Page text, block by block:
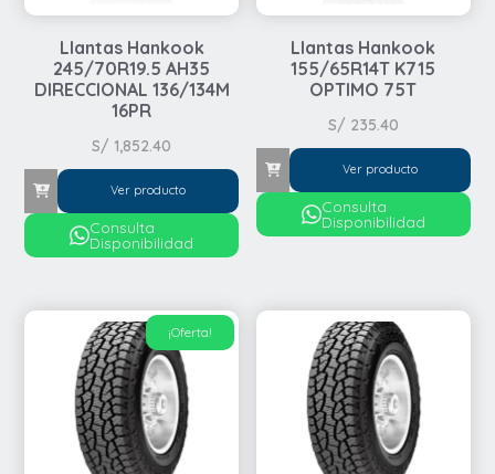
Llantas Hankook
245/70R19.5 AH35
DIRECCIONAL 136/134M
16PR
S/ 1,852.40
Ver producto
Consulta
Disponibilidad
Llantas Hankook
155/65R14T K715
OPTIMO 75T
S/ 235.40
Ver producto
Consulta
Disponibilidad
¡Oferta!